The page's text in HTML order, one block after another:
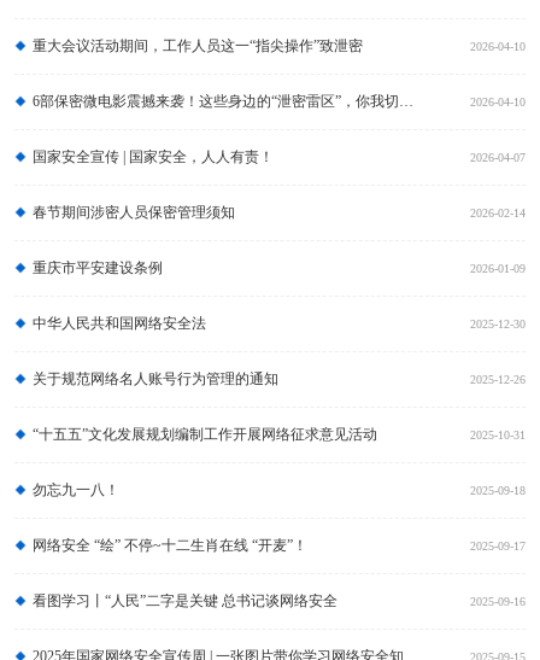
重大会议活动期间，工作人员这一“指尖操作”致泄密 2026-04-10
2026-04-10
国家安全宣传 | 国家安全，人人有责！ 2026-04-07
春节期间涉密人员保密管理须知 2026-02-14
重庆市平安建设条例 2026-01-09
中华人民共和国网络安全法 2025-12-30
关于规范网络名人账号行为管理的通知 2025-12-26
“十五五”文化发展规划编制工作开展网络征求意见活动 2025-10-31
勿忘九一八！ 2025-09-18
网络安全 “绘” 不停~十二生肖在线 “开麦”！ 2025-09-17
看图学习丨“人民”二字是关键 总书记谈网络安全 2025-09-16
2025-09-15